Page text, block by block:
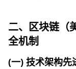
二、区块链（
全机制
(一) 技术架构先